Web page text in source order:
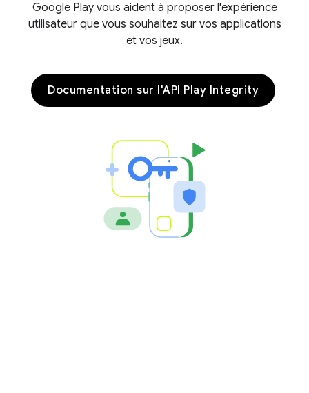
Google Play vous aident à proposer l'expérience
utilisateur que vous souhaitez sur vos applications
et vos jeux.
Documentation sur l'API Play Integrity